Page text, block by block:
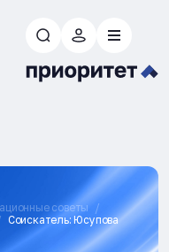
советы
Соискатель: Юсупова